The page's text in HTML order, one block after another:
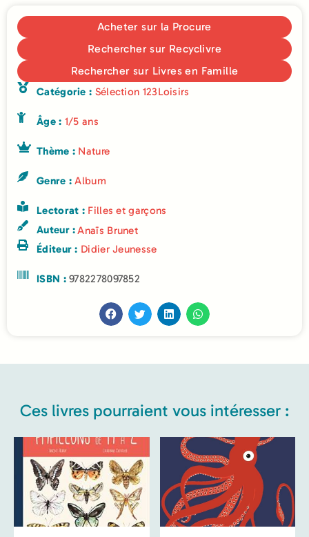
Acheter sur la Procure
Rechercher sur Recyclivre
Rechercher sur Livres en Famille
Catégorie : Sélection 123Loisirs
Âge : 1/5 ans
Thème : Nature
Genre :Album
Lectorat : Filles et garçons
Auteur :Anaïs Brunet
Éditeur : Didier Jeunesse
ISBN :9782278097852
Ces livres pourraient vous intéresser :